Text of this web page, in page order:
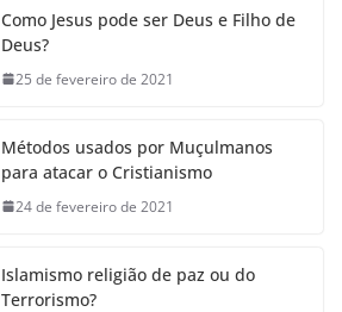
Como Jesus pode ser Deus e Filho de
Deus?
25 de fevereiro de 2021
Métodos usados por Muçulmanos
para atacar o Cristianismo
24 de fevereiro de 2021
Islamismo religião de paz ou do
Terrorismo?